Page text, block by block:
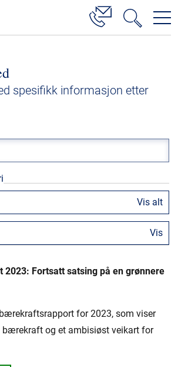
spesifikk informasjon etter
Vis alt
Vis
Fortsatt satsing på en grønnere
for 2023, som viser
og et ambisiøst veikart for